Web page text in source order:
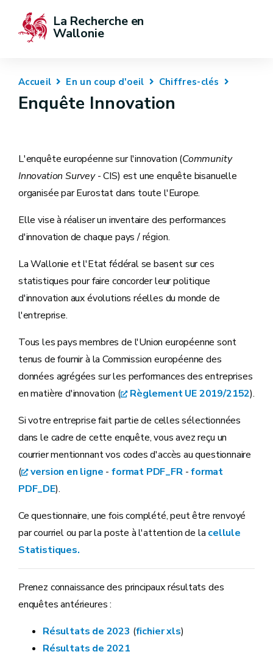
La Recherche en
Wallonie
Accueil En un coup d'oeil Chiffres-clés
Enquête Innovation
L'enquête européenne sur l'innovation (Community
Innovation Survey- CIS) est une enquête bisanuelle
organisée par Eurostat dans toute l'Europe.
Elle vise à réaliser un inventaire des performances
d'innovation de chaque pays / région.
La Wallonie et l'Etat fédéral se basent sur ces
statistiques pour faire concorder leur politique
d'innovation aux évolutions réelles du monde de
l'entreprise.
Tous les pays membres de l'Union européenne sont
tenus de fournir à la Commission européenne des
données agrégées sur les performances des entreprises
en matière d'innovation (
Règlement UE 2019/2152).
Si votre entreprise fait partie de celles sélectionnées
dans le cadre de cette enquête, vous avez reçu un
courrier mentionnant vos codes d'accès au questionnaire
(
version en ligne -format PDF_FR-format
PDF_DE).
Ce questionnaire, une fois complété, peut être renvoyé
par courriel ou par la poste à l'attention de la cellule
Statistiques.
Prenez connaissance des principaux résultats des
enquêtes antérieures :
Résultats de 2023 (fichier xls)
Résultats de 2021